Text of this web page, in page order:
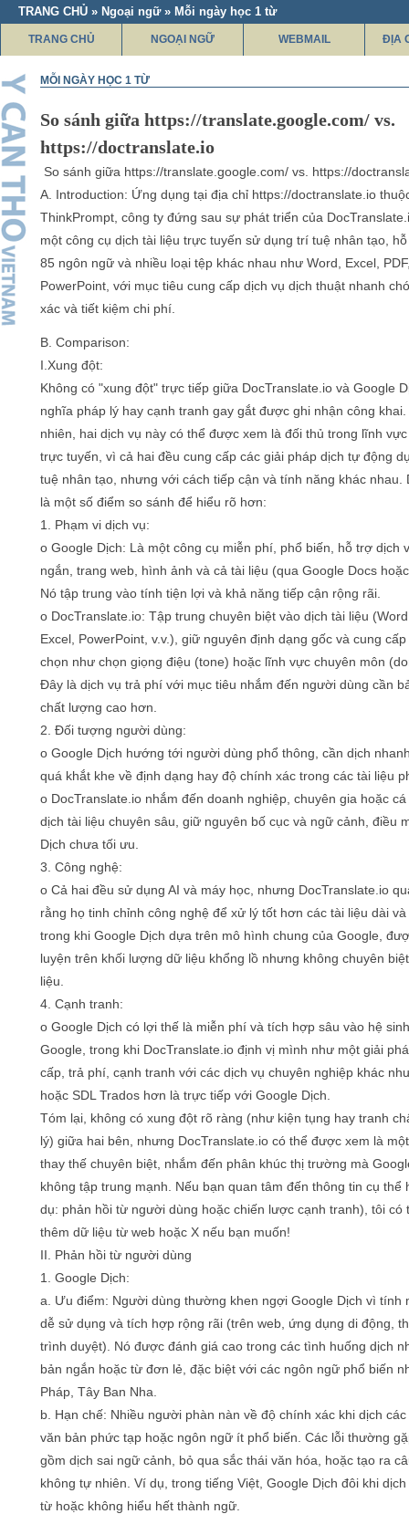
TRANG CHỦ » Ngoại ngữ » Mỗi ngày học 1 từ
TRANG CHỦ NGOẠI NGỮ WEBMAIL ĐỊA
MỖI NGÀY HỌC 1 TỪ
So sánh giữa https://translate.google.com/ vs.
https://doctranslate.io
So sánh giữa https://translate.google.com/ vs. https://
A. Introduction: Ứng dụng tại địa chỉ https://doctranslate.io
ThinkPrompt, công ty đứng sau sự phát triển của
một công cụ dịch tài liệu trực tuyến sử dụng trí tuệ nhân tạo,
85 ngôn ngữ và nhiều loại tệp khác nhau như Word, Excel,
PowerPoint, với mục tiêu cung cấp dịch vụ dịch thuật nhanh
xác và tiết kiệm chi phí.
B. Comparison:
I.Xung đột:
Không có "xung đột" trực tiếp giữa DocTranslate.io và Google
nghĩa pháp lý hay cạnh tranh gay gắt được ghi nhận công khai.
nhiên, hai dịch vụ này có thể được xem là đối thủ trong lĩnh
trực tuyến, vì cả hai đều cung cấp các giải pháp dịch tự động
tuệ nhân tạo, nhưng với cách tiếp cận và tính năng khác nhau.
là một số điểm so sánh để hiểu rõ hơn:
1. Phạm vi dịch vụ:
o Google Dịch: Là một công cụ miễn phí, phổ biến, hỗ trợ dịch
ngắn, trang web, hình ảnh và cả tài liệu (qua Google Docs
Nó tập trung vào tính tiện lợi và khả năng tiếp cận rộng rãi.
o DocTranslate.io: Tập trung chuyên biệt vào dịch tài liệu
Excel, PowerPoint, v.v.), giữ nguyên định dạng gốc và cung
chọn như chọn giọng điệu (tone) hoặc lĩnh vực chuyên môn
Đây là dịch vụ trả phí với mục tiêu nhắm đến người dùng cần
chất lượng cao hơn.
2. Đối tượng người dùng:
o Google Dịch hướng tới người dùng phổ thông, cần dịch
quá khắt khe về định dạng hay độ chính xác trong các tài liệu
o DocTranslate.io nhắm đến doanh nghiệp, chuyên gia hoặc
dịch tài liệu chuyên sâu, giữ nguyên bố cục và ngữ cảnh, điều
Dịch chưa tối ưu.
3. Công nghệ:
o Cả hai đều sử dụng AI và máy học, nhưng DocTranslate.io
rằng họ tinh chỉnh công nghệ để xử lý tốt hơn các tài liệu dài
trong khi Google Dịch dựa trên mô hình chung của Google,
luyện trên khối lượng dữ liệu khổng lồ nhưng không chuyên
liệu.
4. Cạnh tranh:
o Google Dịch có lợi thế là miễn phí và tích hợp sâu vào hệ
Google, trong khi DocTranslate.io định vị mình như một giải
cấp, trả phí, cạnh tranh với các dịch vụ chuyên nghiệp khác
hoặc SDL Trados hơn là trực tiếp với Google Dịch.
Tóm lại, không có xung đột rõ ràng (như kiện tụng hay tranh
lý) giữa hai bên, nhưng DocTranslate.io có thể được xem là
thay thế chuyên biệt, nhắm đến phân khúc thị trường mà
không tập trung mạnh. Nếu bạn quan tâm đến thông tin cụ thể
dụ: phản hồi từ người dùng hoặc chiến lược cạnh tranh), tôi có
thêm dữ liệu từ web hoặc X nếu bạn muốn!
II. Phản hồi từ người dùng
1. Google Dịch:
a. Ưu điểm: Người dùng thường khen ngợi Google Dịch vì tính
dễ sử dụng và tích hợp rộng rãi (trên web, ứng dụng di động,
trình duyệt). Nó được đánh giá cao trong các tình huống dịch
bản ngắn hoặc từ đơn lẻ, đặc biệt với các ngôn ngữ phổ biến
Pháp, Tây Ban Nha.
b. Hạn chế: Nhiều người phàn nàn về độ chính xác khi dịch
văn bản phức tạp hoặc ngôn ngữ ít phổ biến. Các lỗi thường
gồm dịch sai ngữ cảnh, bỏ qua sắc thái văn hóa, hoặc tạo ra
không tự nhiên. Ví dụ, trong tiếng Việt, Google Dịch đôi khi
từ hoặc không hiểu hết thành ngữ.